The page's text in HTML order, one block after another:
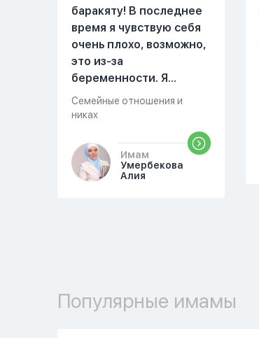
баракяту! В последнее
время я чувствую себя
очень плохо, возможно,
это из-за
беременности. Я
разбудила мужа и
рассказала ему, что со
происходит,он потом
обратно ложился спать
это было около
решила терпеть свою
боль, повернулась
Семейные отношения и
никах
Имам
Умербекова
Алия
Популярные имамы